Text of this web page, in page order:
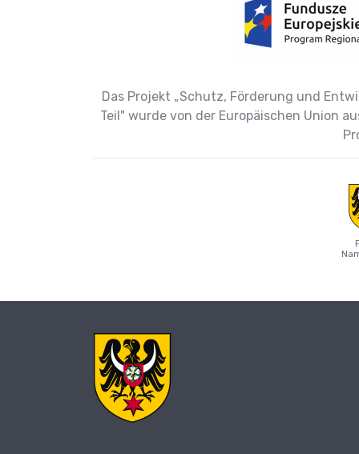
Das Projekt „Schutz, Förderung und
Teil" wurde von der Europäischen Union